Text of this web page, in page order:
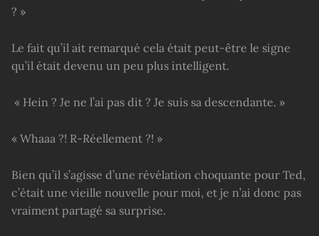
? »
Le fait qu’il ait remarqué cela était peut-être le signe
qu’il était devenu un peu plus intelligent.
« Hein ? Je ne l’ai pas dit ? Je suis sa descendante. »
« Whaaa ?! R-Réellement ?! »
Bien qu’il s’agisse d’une révélation choquante pour Ted,
c’était une vieille nouvelle pour moi, et je n’ai donc pas
vraiment partagé sa surprise.